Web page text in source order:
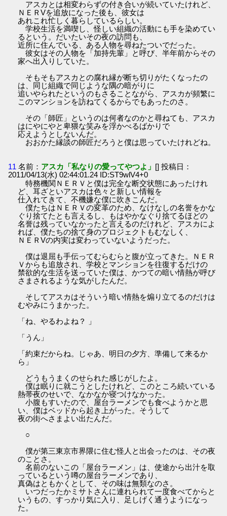
アスカとは相変わらずの付き合いが続いていたけれど、
ＮＥＲVを追放になった後も、彼女は
あれこれ忙しく暮らしているらしい。
学校生活を満喫し、怪しい組織の活動にも手を染めてい
るという。だいたいその夜の訪問も、
近所に住んでいる、ある人物を尋ねたついでだった。
彼女はその人物を「加持先輩」と呼び、半年前からその
家へ出入りしていた。
そもそもアスカとの腐れ縁が断ち切りがたくなったの
は、同じ組織で同じような隅の暗がりに
追いやられたというのもさることながら、アスカが頻繁に
このマンションを訪ねてくるからでもあったのさ。
その「師匠」というのは何者なのかと尋ねても、アスカ
はにやにやと卑猥な笑みを浮かべるばかりで
応えようとしないんだ。
おおかた縁談の師匠だろうと僕は思っていたけれどね。
11 名前： アスカ「私なりの愛ってやつよ」 [] 投稿日：
2011/04/13(水) 02:44:01.24 ID:ST9wlV4+0
特務機関ＮＥＲＶと僕は完全な断交状態にあったけれ
ど、耳ざといアスカは色々と新しい情報を
仕入れてきて、不機嫌な僕に吹きこんだ。
僕たちはＮＥＲＶの変革のため、なけなしの名誉をかな
ぐり捨てたとも言えるし、もはやかなぐり捨てるほどの
名誉は残っていなかったと言えるのだけれど、アスカによ
れば、僕たちの捨て身のプロジェクトもむなしく、
ＮＥＲVの内実は変わっていないようだった。
僕は退屈も手伝ってむらむらと腹が立ってきた。ＮＥＲ
Ｖからも追放され、学校とマンションを往復するだけの
禁欲的な生活を送っていた僕は、かつての暗い情熱が呼び
さまされるような気がしたんだ。
そしてアスカはそういう暗い情熱を煽り立てるのだけは
むやみにうまかった。
「ね、やるわよね？ 」
「うん」
「約束だからね。じゃあ、明日の夕方、準備して来るか
ら」
どうもうまくのせられた感じがしたよ。
僕は眠りに就こうとしたけれど、このところ続いている
熱帯夜のせいで、なかなか寝つけなかった。
小腹もすいたので、屋台ラーメンでも食べようかと思
い、僕はベッドから起き上がった。そうして
夜の街へさまよい出たんだ。
○
僕が第三東京市界隈に住む怪人と出会ったのは、その夜
のことさ。
名前のないこの「屋台ラーメン」は、使途から出汁を取
っているという噂の屋台ラーメンであり、
真偽はともかくとして、その味は無類なのさ。
いつだったかミサトさんに連れられて一度食べてからと
いうもの、すっかり気に入り、足しげく通うようになっ
た。